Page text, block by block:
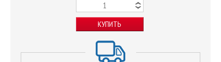
КУПИТЬ